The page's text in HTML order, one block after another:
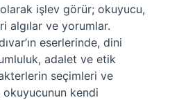
olarak işlev görür; okuyucu,
algılar ve yorumlar.
eserlerinde, dini
adalet ve etik
seçimleri ve
okuyucunun kendi